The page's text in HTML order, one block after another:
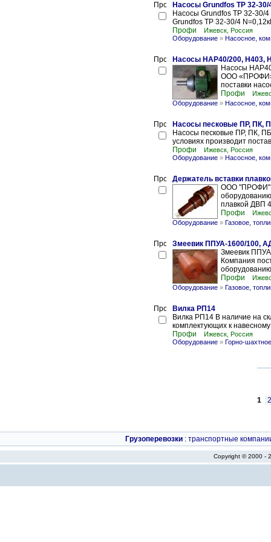
Насосы Grundfos TP 32-30/
Насосы Grundfos TP 32-
Grundfos TP 32-30/4
Профи
Ижевск, Россия
Оборудование » Насосное,
Насосы НАР40/200,
Насосы
ООО «ПРОФИ»
поставки
Профи
Оборудование » Насосное,
Насосы песковые ПР, ПК,
Насосы песковые ПР, ПК,
условиях производит
Профи
Ижевск, Россия
Оборудование » Насосное,
Держатель вставки
ООО "ПРОФИ"
плавкой ДВП
Профи
Оборудование » Газовое,
Змеевик ППУА-1600/100,
Змеевик
Компания
Профи
Оборудование » Газовое,
Вилка РП14
Вилка РП14 В наличие на
комплектующих к
Профи
Ижевск, Россия
Оборудование » Горно-
1
Грузоперевозки : транспортные
Copyright © 2000 -